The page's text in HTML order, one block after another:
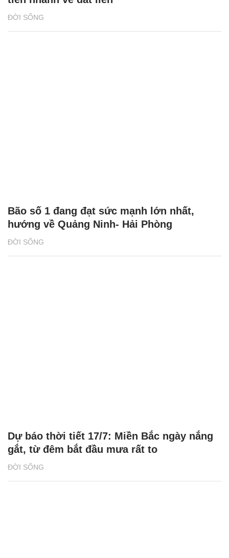
ĐỜI SỐNG
ĐỜI SỐNG
Bão số 1 đang đạt sức mạnh lớn nhất,
hướng về Quảng Ninh- Hải Phòng
ĐỜI SỐNG
Dự báo thời tiết 17/7: Miền Bắc ngày nắng
gắt, từ đêm bắt đầu mưa rất to